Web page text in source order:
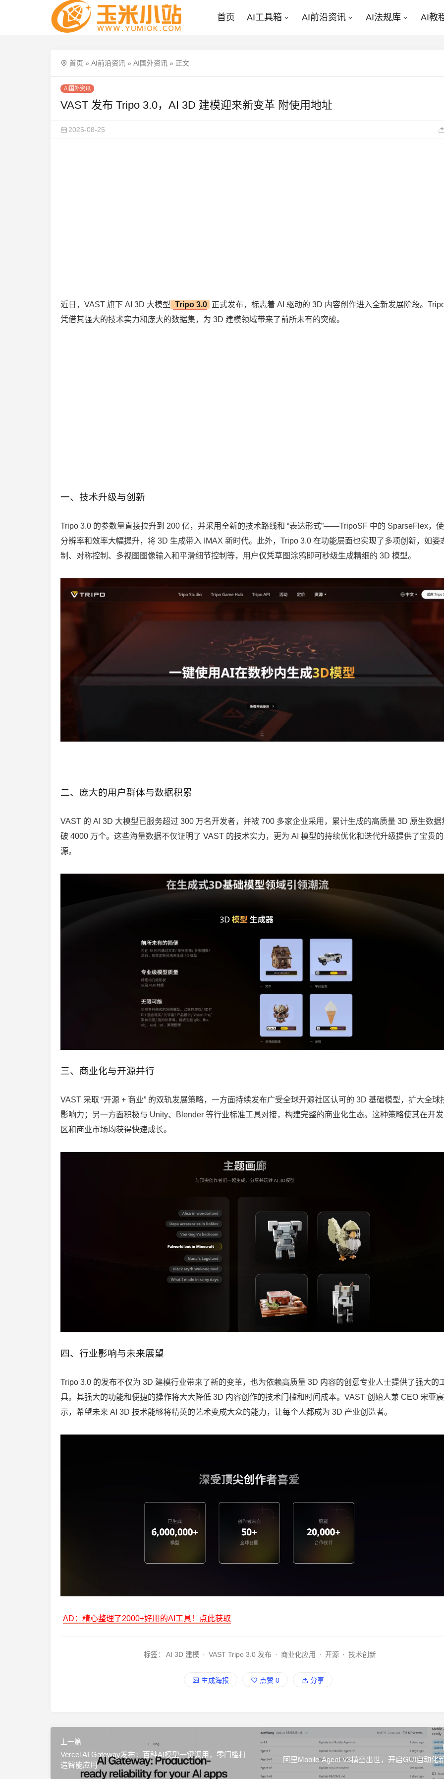
首页 AI工具箱 AI前沿资讯 AI法规库 AI教
首页 » AI前沿资讯 » AI国外资讯 » 正文
AI国外资讯
VAST 发布 Tripo 3.0，AI 3D 建模迎来新变革 附使用地址
2025-08-25
近日，VAST 旗下 AI 3D 大模型 Tripo 3.0 正式发布，标志着 AI 驱动的 3D 内容创作进入全新发展阶段。
凭借其强大的技术实力和庞大的数据集，为 3D 建模领域带来了前所未有的突破。
一、技术升级与创新
Tripo 3.0 的参数量直接拉升到 200 亿，并采用全新的技术路线和 “表达形式”——TripoSF 中的 SparseFlex，
分辨率和效率大幅提升，将 3D 生成带入 IMAX 新时代。此外，Tripo 3.0 在功能层面也实现了多项创新，如姿
制、对称控制、多视图图像输入和平滑细节控制等，用户仅凭草图涂鸦即可秒级生成精细的 3D 模型。
二、庞大的用户群体与数据积累
VAST 的 AI 3D 大模型已服务超过 300 万名开发者，并被 700 多家企业采用，累计生成的高质量 3D 原生数据
破 4000 万个。这些海量数据不仅证明了 VAST 的技术实力，更为 AI 模型的持续优化和迭代升级提供了宝贵
源。
三、商业化与开源并行
VAST 采取 “开源 + 商业” 的双轨发展策略，一方面持续发布广受全球开源社区认可的 3D 基础模型，扩大全球
影响力；另一方面积极与 Unity、Blender 等行业标准工具对接，构建完整的商业化生态。这种策略使其在开
区和商业市场均获得快速成长。
四、行业影响与未来展望
Tripo 3.0 的发布不仅为 3D 建模行业带来了新的变革，也为依赖高质量 3D 内容的创意专业人士提供了强大的
具。其强大的功能和便捷的操作将大大降低 3D 内容创作的技术门槛和时间成本。VAST 创始人兼 CEO 宋亚
示，希望未来 AI 3D 技术能够将精英的艺术变成大众的能力，让每个人都成为 3D 产业创造者。
AD：精心整理了2000+好用的AI工具！点此获取
标签： AI 3D 建模 · VAST Tripo 3.0 发布 · 商业化应用 · 开源 · 技术创新
生成海报 点赞 0 分享
上一篇
Vercel AI Gateway发布：百种AI模型一键调用，零门槛打
造智能应用
阿里Mobile-Agent-v3横空出世，开启GUI自动化